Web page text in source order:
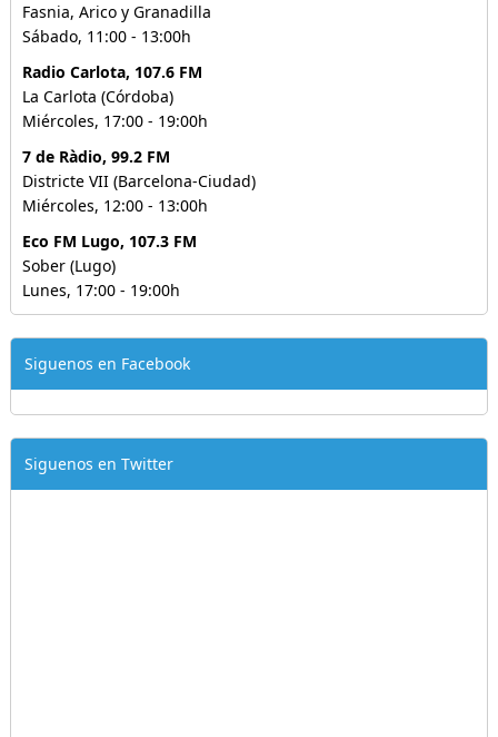
Fasnia, Arico y Granadilla
Sábado, 11:00 - 13:00h
Radio Carlota, 107.6 FM
La Carlota (Córdoba)
Miércoles, 17:00 - 19:00h
7 de Ràdio, 99.2 FM
Districte VII (Barcelona-Ciudad)
Miércoles, 12:00 - 13:00h
Eco FM Lugo, 107.3 FM
Sober (Lugo)
Lunes, 17:00 - 19:00h
Siguenos en Facebook
Siguenos en Twitter